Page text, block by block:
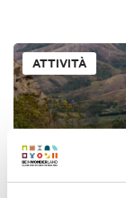
ATTIVITÀ